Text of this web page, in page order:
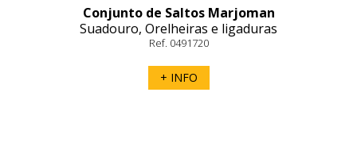
Conjunto de Saltos Marjoman
Suadouro, Orelheiras e ligaduras
Ref. 0491720
+ INFO